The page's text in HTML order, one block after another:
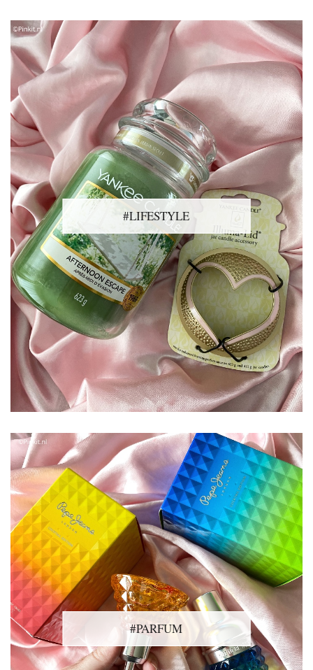
#LIFESTYLE
#PARFUM